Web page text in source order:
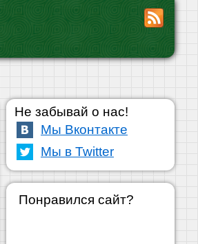
Не забывай о нас!
Мы Вконтакте
Мы в Twitter
Понравился сайт?